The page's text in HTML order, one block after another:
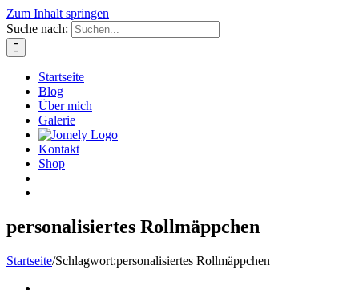
Zum Inhalt springen
Suche nach:
Startseite
Blog
Über mich
Galerie
Kontakt
Shop
personalisiertes Rollmäppchen
Startseite/Schlagwort:personalisiertes Rollmäppchen